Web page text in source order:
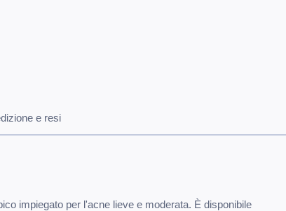
e resi
impiegato per l'acne lieve e moderata. È disponibile